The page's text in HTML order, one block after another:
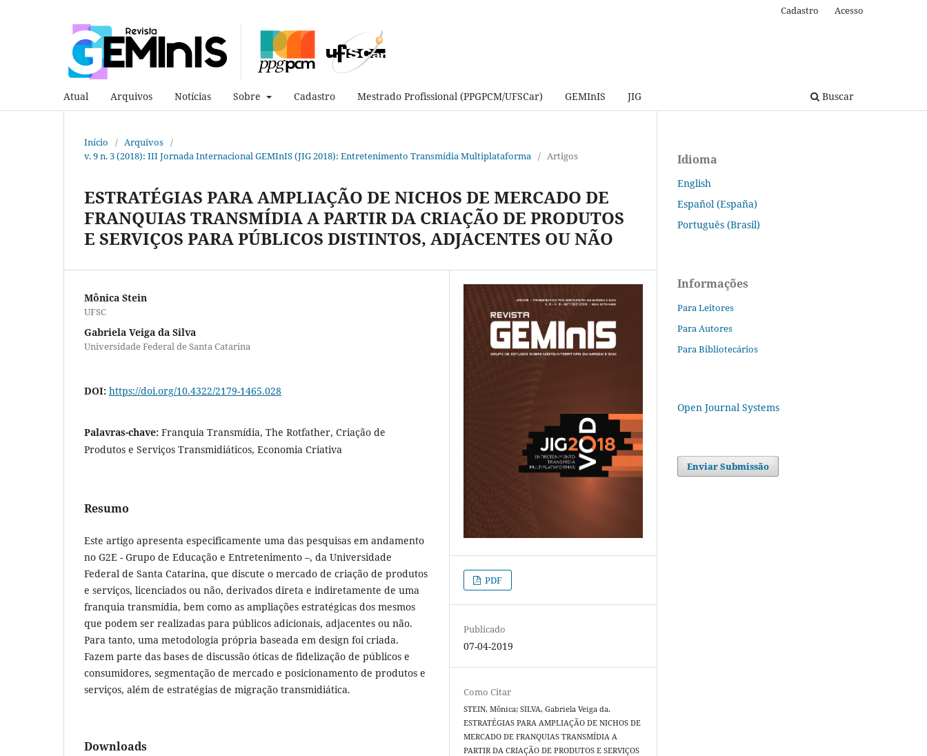
Atual Arquivos Notícias Sobre Cadastro Mestrado Profissional (PPGPCM/UFSCar) GEMInIS JIG Buscar
Cadastro Acesso
Início / Arquivos /
v. 9 n. 3 (2018): III Jornada Internacional GEMInIS (JIG 2018): Entretenimento Transmídia Multiplataforma / Artigos
ESTRATÉGIAS PARA AMPLIAÇÃO DE NICHOS DE MERCADO DE
FRANQUIAS TRANSMÍDIA A PARTIR DA CRIAÇÃO DE PRODUTOS
E SERVIÇOS PARA PÚBLICOS DISTINTOS, ADJACENTES OU NÃO
Mônica Stein
UFSC
Gabriela Veiga da Silva
Universidade Federal de Santa Catarina
DOI: https://doi.org/10.4322/2179-1465.028
Palavras-chave: Franquia Transmídia, The Rotfather, Criação de
Produtos e Serviços Transmidiáticos, Economia Criativa
Resumo
Este artigo apresenta especificamente uma das pesquisas em andamento
no G2E - Grupo de Educação e Entretenimento –, da Universidade
Federal de Santa Catarina, que discute o mercado de criação de produtos
e serviços, licenciados ou não, derivados direta e indiretamente de uma
franquia transmídia, bem como as ampliações estratégicas dos mesmos
que podem ser realizadas para públicos adicionais, adjacentes ou não.
Para tanto, uma metodologia própria baseada em design foi criada.
Fazem parte das bases de discussão óticas de fidelização de públicos e
consumidores, segmentação de mercado e posicionamento de produtos e
serviços, além de estratégias de migração transmidiática.
Downloads
PDF
Publicado
07-04-2019
Como Citar
STEIN, Mônica; SILVA, Gabriela Veiga da.
ESTRATÉGIAS PARA AMPLIAÇÃO DE NICHOS DE
MERCADO DE FRANQUIAS TRANSMÍDIA A
PARTIR DA CRIAÇÃO DE PRODUTOS E SERVIÇOS
Idioma
English
Español (España)
Português (Brasil)
Informações
Para Leitores
Para Autores
Para Bibliotecários
Open Journal Systems
Enviar Submissão